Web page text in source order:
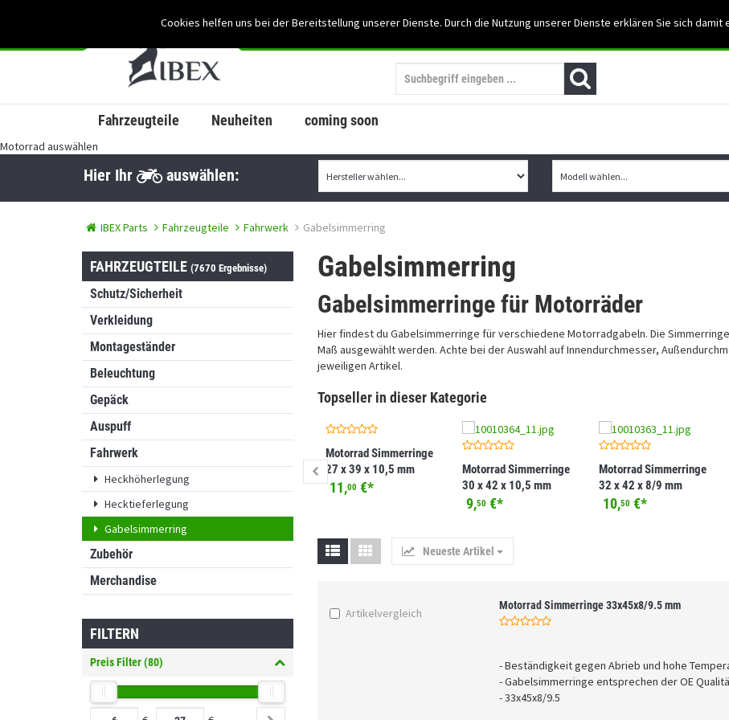
Cookies helfen uns bei der Bereitstellung unserer Dienste. Durch die Nutzung unserer Dienste erklären Sie sich damit
Mein Konto Support: 03501-5719730
Fahrzeugteile Neuheiten coming soon
Motorrad auswählen
Hier Ihr auswählen:
IBEX Parts Fahrzeugteile Fahrwerk Gabelsimmerring
FAHRZEUGTEILE (7670 Ergebnisse)
Schutz/Sicherheit
Verkleidung
Montageständer
Beleuchtung
Gepäck
Auspuff
Fahrwerk
Heckhöherlegung
Hecktieferlegung
Gabelsimmerring
Zubehör
Merchandise
FILTERN
Preis Filter (80)
Gabelsimmerring
Gabelsimmerringe für Motorräder
Hier findest du Gabelsimmerringe für verschiedene Motorradgabeln. Die
Maß ausgewählt werden. Achte bei der Auswahl auf Innendurchmesser,
jeweiligen Artikel.
Topseller in dieser Kategorie
Motorrad Simmerringe
27 x 39 x 10,5 mm
11,00 €*
Motorrad Simmerringe
30 x 42 x 10,5 mm
9,50 €*
Motorrad Simmerringe
32 x 42 x 8/9 mm
10,50 €*
Neueste Artikel
Artikelvergleich
Motorrad Simmerringe 33x45x8/9.5 mm
- Beständigkeit gegen Abrieb und hohe
- Gabelsimmerringe entsprechen der OE
- 33x45x8/9.5